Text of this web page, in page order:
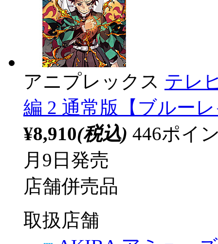
アニプレックス テレ
編 2 通常版【ブルー
¥8,910(税込) 446ポイ
月9日発売
店舗併売品
取扱店舗